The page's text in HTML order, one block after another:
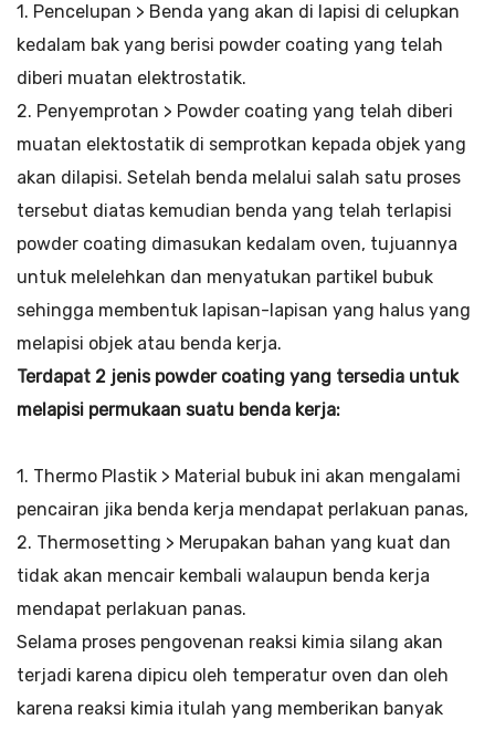
1. Pencelupan > Benda yang akan di lapisi di celupkan
kedalam bak yang berisi powder coating yang telah
diberi muatan elektrostatik.
2. Penyemprotan > Powder coating yang telah diberi
muatan elektostatik di semprotkan kepada objek yang
akan dilapisi. Setelah benda melalui salah satu proses
tersebut diatas kemudian benda yang telah terlapisi
powder coating dimasukan kedalam oven, tujuannya
untuk melelehkan dan menyatukan partikel bubuk
sehingga membentuk lapisan-lapisan yang halus yang
melapisi objek atau benda kerja.
Terdapat 2 jenis powder coating yang tersedia untuk
melapisi permukaan suatu benda kerja:
1. Thermo Plastik > Material bubuk ini akan mengalami
pencairan jika benda kerja mendapat perlakuan panas,
2. Thermosetting > Merupakan bahan yang kuat dan
tidak akan mencair kembali walaupun benda kerja
mendapat perlakuan panas.
Selama proses pengovenan reaksi kimia silang akan
terjadi karena dipicu oleh temperatur oven dan oleh
karena reaksi kimia itulah yang memberikan banyak